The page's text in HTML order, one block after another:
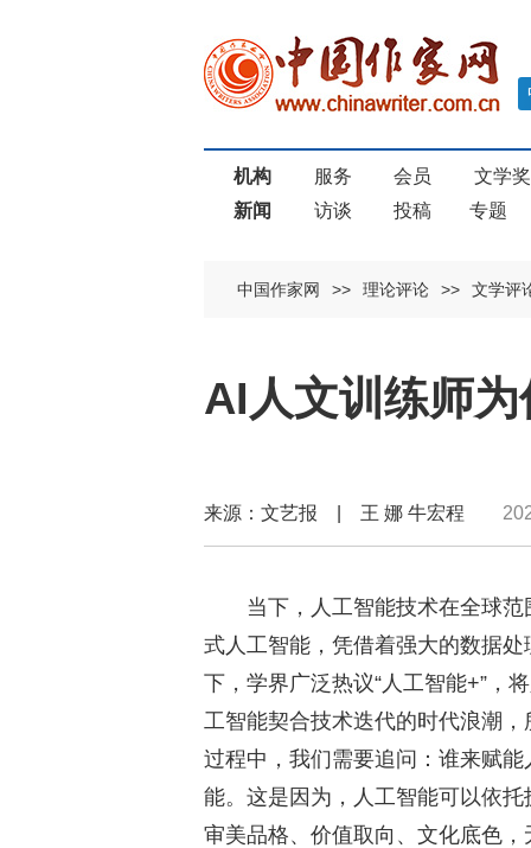
机构 服务 会员
文学
新闻
访谈 投稿 专题
中国作家网 >> 理论评论 >> 文学评
AI人文训练师为
来源：文艺报 | 王 娜 牛宏程
当下，人工智能技术在全球
式人工智能，凭借着强大的数据
下，学界广泛热议“人工智能+”，
工智能契合技术迭代的时代浪潮
过程中，我们需要追问：谁来赋
能。这是因为，人工智能可以依
审美品格、价值取向、文化底色